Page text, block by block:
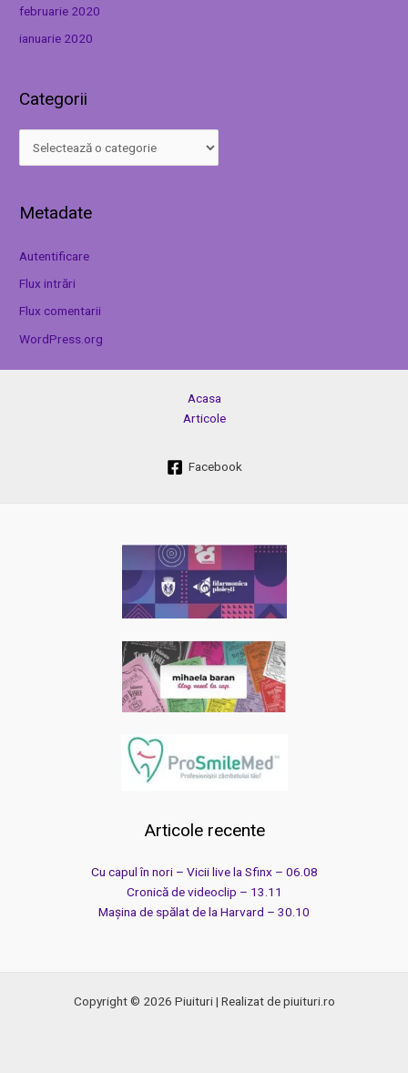
februarie 2020
ianuarie 2020
Categorii
Metadate
Autentificare
Flux intrări
Flux comentarii
WordPress.org
Acasa
Articole
Facebook
Articole recente
Cu capul în nori – Vicii live la Sfinx – 06.08
Cronică de videoclip – 13.11
Mașina de spălat de la Harvard – 30.10
Copyright © 2026 Piuituri | Realizat de piuituri.ro